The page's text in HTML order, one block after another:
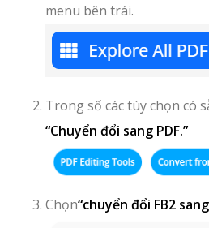
menu bên trái.
Trong số các tùy chọn có
“Chuyển đổi sang PDF.”
Chọn“chuyển đổi FB2 sang